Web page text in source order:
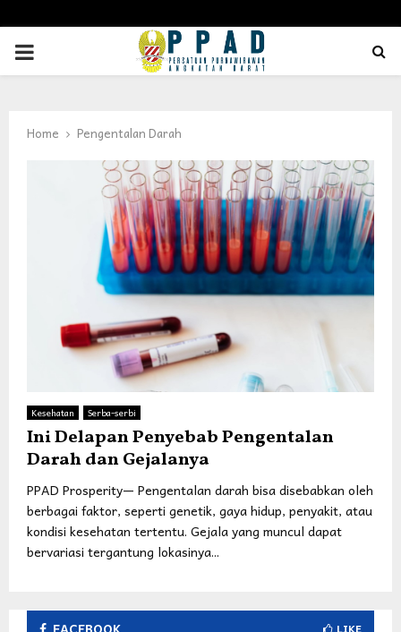
PRIMARY
Home Pengentalan Darah
Kesehatan Serba-serbi
Ini Delapan Penyebab Pengentalan
Darah dan Gejalanya
PPAD Prosperity— Pengentalan darah bisa disebabkan oleh
berbagai faktor, seperti genetik, gaya hidup, penyakit, atau
kondisi kesehatan tertentu. Gejala yang muncul dapat
bervariasi tergantung lokasinya...
LIKE